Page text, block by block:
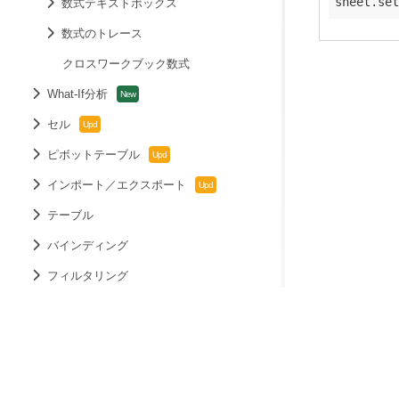
数式テキストボックス
数式のトレース
クロスワークブック数式
What-If分析
セル
ピボットテーブル
インポート／エクスポート
テーブル
バインディング
フィルタリング